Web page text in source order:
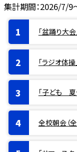
集計期間：2026/7/
「盆踊り大
「ラジオ体操
「子ども 夏
全校朝会（全